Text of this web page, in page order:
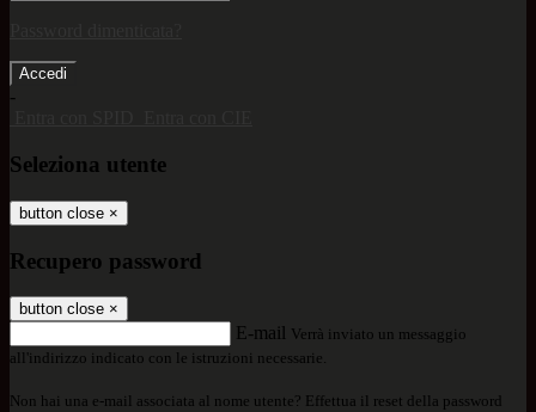
-
Seleziona utente
button close ×
Recupero password
button close ×
E-mail Verrà inviato un messaggio
all'indirizzo indicato con le istruzioni necessarie.
Non hai una e-mail associata al nome utente? Effettua il reset della password